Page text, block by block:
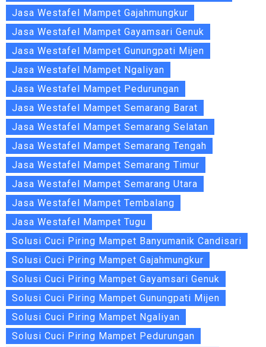
Jasa Westafel Mampet Gajahmungkur
Jasa Westafel Mampet Gayamsari Genuk
Jasa Westafel Mampet Gunungpati Mijen
Jasa Westafel Mampet Ngaliyan
Jasa Westafel Mampet Pedurungan
Jasa Westafel Mampet Semarang Barat
Jasa Westafel Mampet Semarang Selatan
Jasa Westafel Mampet Semarang Tengah
Jasa Westafel Mampet Semarang Timur
Jasa Westafel Mampet Semarang Utara
Jasa Westafel Mampet Tembalang
Jasa Westafel Mampet Tugu
Solusi Cuci Piring Mampet Banyumanik Candisari
Solusi Cuci Piring Mampet Gajahmungkur
Solusi Cuci Piring Mampet Gayamsari Genuk
Solusi Cuci Piring Mampet Gunungpati Mijen
Solusi Cuci Piring Mampet Ngaliyan
Solusi Cuci Piring Mampet Pedurungan